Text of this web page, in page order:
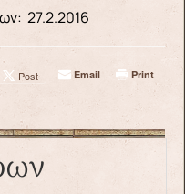
27.2.2016
Post Email Print